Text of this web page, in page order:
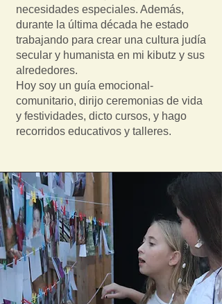
necesidades especiales. Además,
durante la última década he estado
trabajando para crear una cultura judía
secular y humanista en mi kibutz y sus
alrededores.
Hoy soy un guía emocional-
comunitario, dirijo ceremonias de vida
y festividades, dicto cursos, y hago
recorridos educativos y talleres.